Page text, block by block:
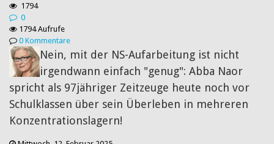
1794
0
1794 Aufrufe
0 Kommentare
Nein, mit der NS-Aufarbeitung ist nicht
irgendwann einfach "genug": Abba Naor
spricht als 97jähriger Zeitzeuge heute noch vor
Schulklassen über sein Überleben in mehreren
Konzentrationslagern!